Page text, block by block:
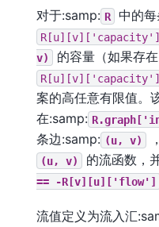
对于:samp: R 中的
R[u][v]['capacity']
v)
的容量（如果存
R[u][v]['capacity']
案的高任意有限值。
在:samp:
条边:samp: (u, v) ，
(u, v) 的流函数，
==
-R[v][u]['flow']
流值定义为流入汇